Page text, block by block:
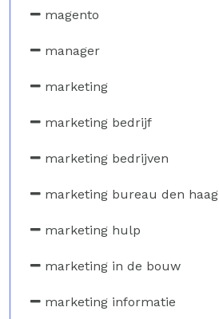
magento
manager
marketing
marketing bedrijf
marketing bedrijven
marketing bureau den haag
marketing hulp
marketing in de bouw
marketing informatie